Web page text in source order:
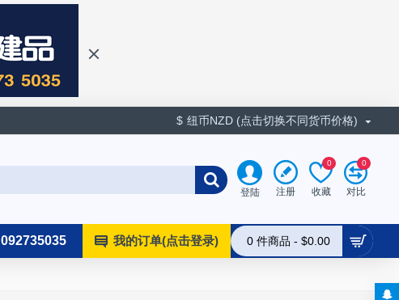
$ 纽币NZD (点击切换不同货币价格)
登陆 注册 收藏
0
对比
0
092735035 我的订单(点击登录) 0 件商品 - $0.00